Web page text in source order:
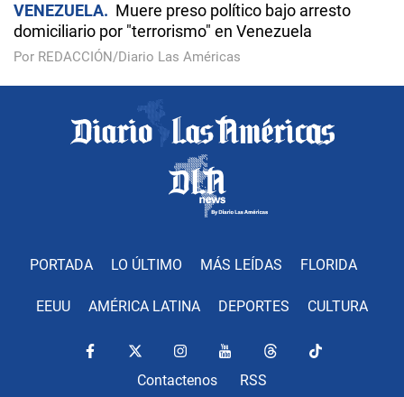
VENEZUELA
Muere preso político bajo arresto
domiciliario por "terrorismo" en Venezuela
Por REDACCIÓN/Diario Las Américas
PORTADA LO ÚLTIMO MÁS LEÍDAS FLORIDA
EEUU AMÉRICA LATINA DEPORTES CULTURA
Contactenos RSS